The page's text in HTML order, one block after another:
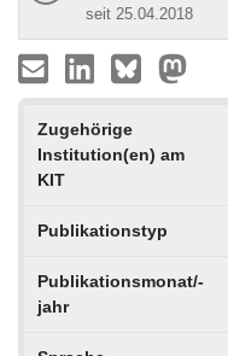
seit 25.04.2018
Zugehörige
Institution(en) am
KIT
Publikationstyp
Publikationsmonat/-
jahr